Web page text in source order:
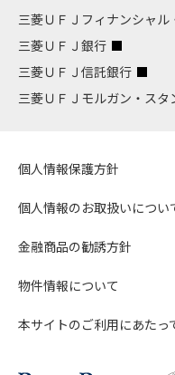
三菱ＵＦＪフィナンシャル
三菱ＵＦＪ銀行
三菱ＵＦＪ信託銀行
三菱ＵＦＪモルガン・スタ
個人情報保護方針
個人情報のお取扱いについ
金融商品の勧誘方針
物件情報について
本サイトのご利用にあたっ